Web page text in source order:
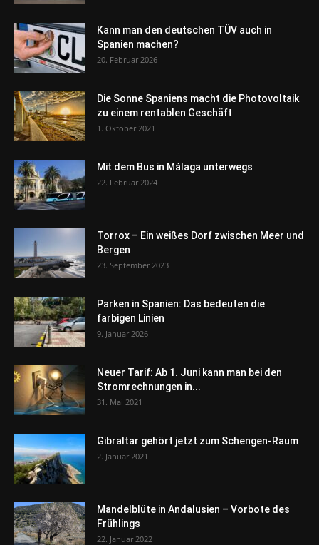
Kann man den deutschen TÜV auch in
Spanien machen?
20. Februar 2026
Die Sonne Spaniens macht die Photovoltaik
zu einem rentablen Geschäft
1. Oktober 2021
Mit dem Bus in Málaga unterwegs
22. Februar 2024
Torrox – Ein weißes Dorf zwischen Meer und
Bergen
23. September 2023
Parken in Spanien: Das bedeuten die
farbigen Linien
9. Januar 2026
Neuer Tarif: Ab 1. Juni kann man bei den
Stromrechnungen in...
31. Mai 2021
Gibraltar gehört jetzt zum Schengen-Raum
2. Januar 2021
Mandelblüte in Andalusien – Vorbote des
Frühlings
22. Januar 2022